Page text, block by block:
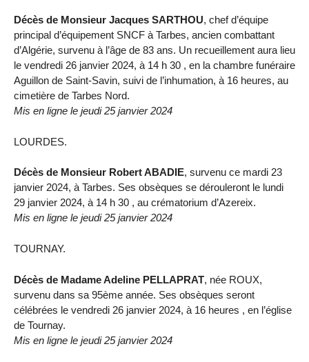
Décès de Monsieur Jacques SARTHOU, chef d’équipe
principal d’équipement SNCF à Tarbes, ancien combattant
d’Algérie, survenu à l’âge de 83 ans. Un recueillement aura lieu
le vendredi 26 janvier 2024, à 14 h 30 , en la chambre funéraire
Aguillon de Saint-Savin, suivi de l’inhumation, à 16 heures, au
cimetière de Tarbes Nord.
Mis en ligne le jeudi 25 janvier 2024
LOURDES.
Décès de Monsieur Robert ABADIE, survenu ce mardi 23
janvier 2024, à Tarbes. Ses obsèques se dérouleront le lundi
29 janvier 2024, à 14 h 30 , au crématorium d’Azereix.
Mis en ligne le jeudi 25 janvier 2024
TOURNAY.
Décès de Madame Adeline PELLAPRAT, née ROUX,
survenu dans sa 95ème année. Ses obsèques seront
célébrées le vendredi 26 janvier 2024, à 16 heures , en l’église
de Tournay.
Mis en ligne le jeudi 25 janvier 2024